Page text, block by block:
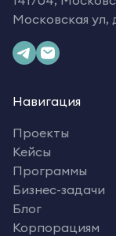
Московская ул,
Навигация
Проекты
Кейсы
Программы
Бизнес-задачи
Блог
Корпорациям